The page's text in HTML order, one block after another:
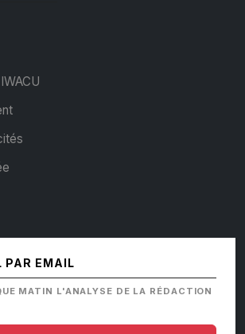
PAR EMAIL
MATIN L'ANALYSE DE LA RÉDACTION